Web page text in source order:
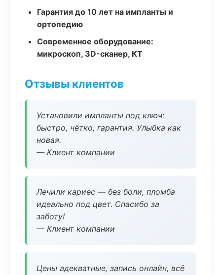
Гарантия до 10 лет на импланты и
ортопедию
Современное оборудование:
микроскоп, 3D-сканер, КТ
Отзывы клиентов
Установили импланты под ключ:
быстро, чётко, гарантия. Улыбка как
новая.
— Клиент компании
Лечили кариес — без боли, пломба
идеально под цвет. Спасибо за
заботу!
— Клиент компании
Цены адекватные, запись онлайн, всё